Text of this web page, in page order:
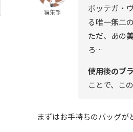
編集部
ボッテガ・
る唯一無二
ただ、あの
ろ…
使用後のブ
ことで、こ
まずはお手持ちのバッグが